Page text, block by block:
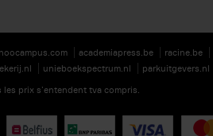
academiapress.be racine.be
unieboekspectrum.nl
parkuitgevers.nl
les prix s’entendent tva compris.